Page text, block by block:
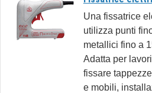
Una fissatrice
utilizza punti
metallici fino a
Adatta per
fissare
e mobili,